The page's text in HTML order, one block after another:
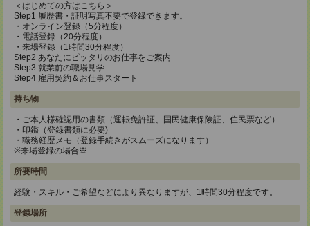
＜はじめての方はこちら＞
Step1 履歴書・証明写真不要で登録できます。
・オンライン登録（5分程度）
・電話登録（20分程度）
・来場登録（1時間30分程度）
Step2 あなたにピッタリのお仕事をご案内
Step3 就業前の職場見学
Step4 雇用契約＆お仕事スタート
持ち物
・ご本人様確認用の書類（運転免許証、国民健康保険証、住民票など）
・印鑑（登録書類に必要)
・職務経歴メモ（登録手続きがスムーズになります）
※来場登録の場合※
所要時間
経験・スキル・ご希望などにより異なりますが、1時間30分程度です。
登録場所